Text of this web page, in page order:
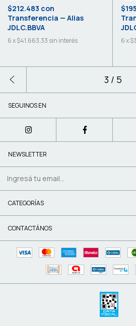
$212.483 con
Transferencia — Alias
JDLC.BBVA
6x$41.663,33 sin interés 6x
3 / 5
SEGUINOS EN
NEWSLETTER
CATEGORÍAS
CONTACTÁNOS